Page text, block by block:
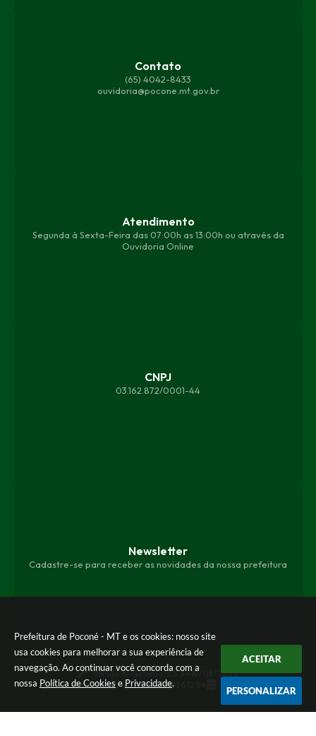
Prefeitura de Poconé - MT e os cookies: nosso site
usa cookies para melhorar a sua experiência de
navegação. Ao continuar você concorda com a
nossa Política de Cookies e Privacidade.
ACEITAR
PERSONALIZAR
Contato
(65) 4042-8433
ouvidoria@pocone.mt.gov.br
Atendimento
Segunda à Sexta-Feira das 07:00h as 13:00h ou através da
Ouvidoria Online
CNPJ
03.162.872/0001-44
Newsletter
Cadastre-se para receber as novidades da nossa prefeitura
Versão do Sistema:3.5.3 - 19/06/2026
Portal atualizado em:05/08/2026 12:54 Dados Abertos